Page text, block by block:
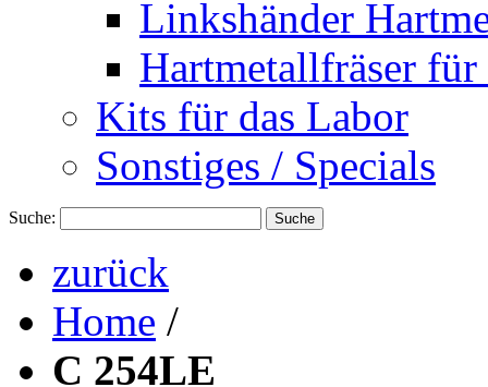
Linkshänder
Hartmetallfräser
Kits für das Labor
Sonstiges / Specials
Suche: Suche
zurück
Home /
C 254LE